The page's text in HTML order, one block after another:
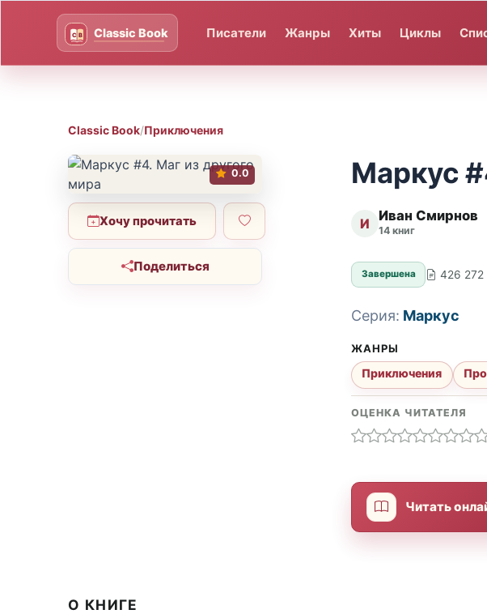
Писатели Жанры Хиты Циклы
Classic Book/Приключения
0.0
Хочу прочитать
Поделиться
Маркус
И Иван Смирнов
14 книг
Завершена 426 272
Серия: Маркус
ЖАНРЫ
Приключения
ОЦЕНКА ЧИТАТЕЛЯ
Читать
О КНИГЕ